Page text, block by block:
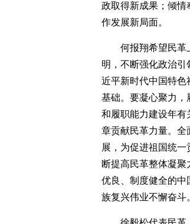
政取得新成果；倾情
作发展新局面。
何报翔希望民革
明，不断强化政治
近平新时代中国特色
基础。要凝心聚力，
和履职能力建设年有
章贡献民革力量。全
展，为促进祖国统
断提高民革整体凝
优良、制度健全的中
族复兴伟业不懈奋斗